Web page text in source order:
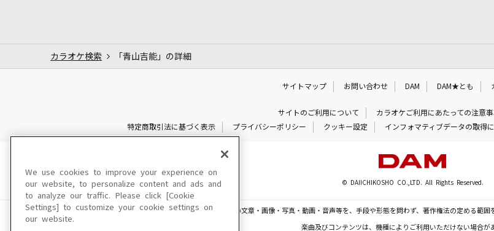
カラオケ検索 「青山吉能」の詳細
サイトマップ お問い合わせ DAM DAM★とも
サイトのご利用について カラオケご利用にあたっての注意
特定商取引法に基づく表示
プライバシーポリシー クッキー設定 インフォマティブデータの取得
© DAIICHIKOSHO CO.,LTD. All Rights Reserved.
このサイトに掲載されている一切の文章・画像・写真・動画・音声等を、手段や形態を問わず、著作権法の定める範
楽曲及びコンテンツは、機種によりご利用いただけない場合が
We use cookies to improve your experience on
our website, to personalize content and ads and
to analyze our traffic. Please click [Cookie
Settings] to customize your cookie settings on
our website.